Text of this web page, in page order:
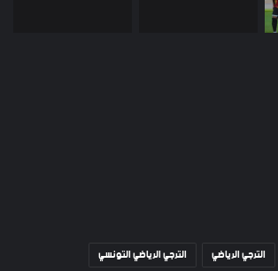
الترجي الرياضي
الترجي الرياضي التونسي